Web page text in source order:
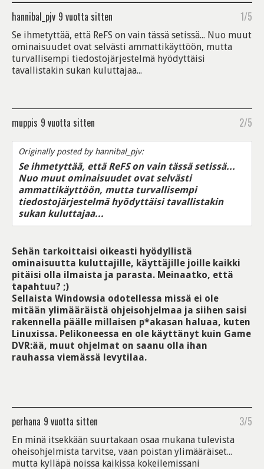
hannibal_pjv 9 vuotta sitten 1/5
Se ihmetyttää, että ReFS on vain tässä setissä... Nuo muut
ominaisuudet ovat selvästi ammattikäyttöön, mutta
turvallisempi tiedostojärjestelmä hyödyttäisi
tavallistakin sukan kuluttajaa...
muppis 9 vuotta sitten 2/5
Originally posted by hannibal_pjv:
Se ihmetyttää, että ReFS on vain tässä setissä...
Nuo muut ominaisuudet ovat selvästi
ammattikäyttöön, mutta turvallisempi
tiedostojärjestelmä hyödyttäisi tavallistakin
sukan kuluttajaa...
Sehän tarkoittaisi oikeasti hyödyllistä
ominaisuutta kuluttajille, käyttäjille joille kaikki
pitäisi olla ilmaista ja parasta. Meinaatko, että
tapahtuu? ;)
Sellaista Windowsia odotellessa missä ei ole
mitään ylimääräistä ohjeisohjelmaa ja siihen saisi
rakennella päälle millaisen p*akasan haluaa, kuten
Linuxissa. Pelikoneessa en ole käyttänyt kuin Game
DVR:ää, muut ohjelmat on saanu olla ihan
rauhassa viemässä levytilaa.
perhana 9 vuotta sitten 3/5
En minä itsekkään suurtakaan osaa mukana tulevista
oheisohjelmista tarvitse, vaan poistan ylimääräiset...
mutta kylläpä noissa kaikissa kokeilemissani